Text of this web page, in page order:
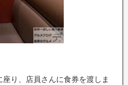
り、店員さんに食券を渡しま